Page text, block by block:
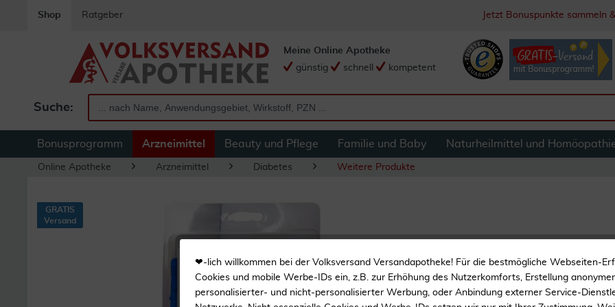
Shop Ratgeber Jetzt Bonuspunkte sammeln
Suche:
Meine Online Apotheke
günstig
schnell kompetent
Bonusprogramm Arzneimittel Beauty und Pflege Familie und Baby Naturheilmittel und
Online Apotheke Arzneimittel Diabetes Weitere Produkte
Diabetikerzubehör
Kühlt ohne Strom, ohne
GRATIS
Versand
❤-lich willkommen bei der Volksversand Versandapotheke! Für die bestmögliche Webseiten-
Cookies und mobile Werbe-IDs ein, z.B. zur Erhöhung des Nutzerkomforts, Erstellung
personalisierter- und nicht-personalisierter Werbung, oder Anbindung externer Service-